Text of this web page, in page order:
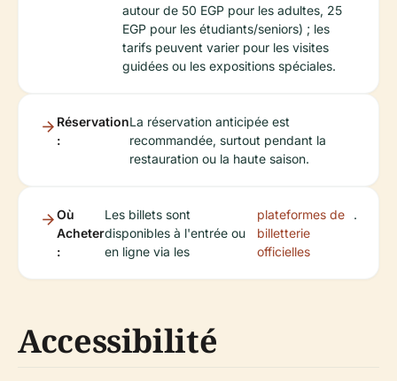
autour de 50 EGP pour les adultes, 25
EGP pour les étudiants/seniors) ; les
tarifs peuvent varier pour les visites
guidées ou les expositions spéciales.
Réservation
:
La réservation anticipée est
recommandée, surtout pendant la
restauration ou la haute saison.
Où
Acheter
:
Les billets sont
disponibles à l'entrée ou
en ligne via les
plateformes de
billetterie
officielles
.
Accessibilité